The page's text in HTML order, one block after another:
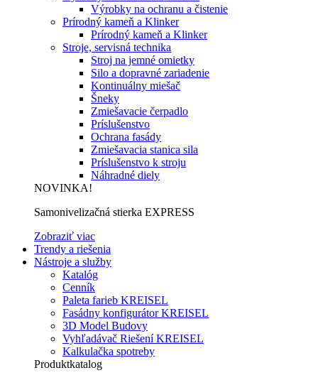
Výrobky na ochranu a čistenie
Prírodný kameň a Klinker
Prírodný kameň a Klinker
Stroje, servisná technika
Stroj na jemné omietky
Silo a dopravné zariadenie
Kontinuálny miešač
Šneky
Zmiešavacie čerpadlo
Príslušenstvo
Ochrana fasády
Zmiešavacia stanica sila
Príslušenstvo k stroju
Náhradné diely
NOVINKA!
Samonivelizačná stierka EXPRESS
Zobraziť viac
Trendy a riešenia
Nástroje a služby
Katalóg
Cenník
Paleta farieb KREISEL
Fasádny konfigurátor KREISEL
3D Model Budovy
Vyhľadávač Riešení KREISEL
Kalkulačka spotreby
Produktkatalog